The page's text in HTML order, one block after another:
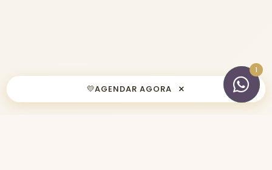
💛AGENDAR AGORA ×